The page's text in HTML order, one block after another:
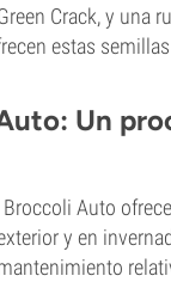
Crack, y una
estas
Un
Auto
y en